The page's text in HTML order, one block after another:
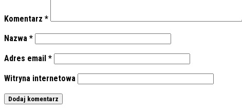
Komentarz *
Nazwa *
Adres email *
Witryna internetowa